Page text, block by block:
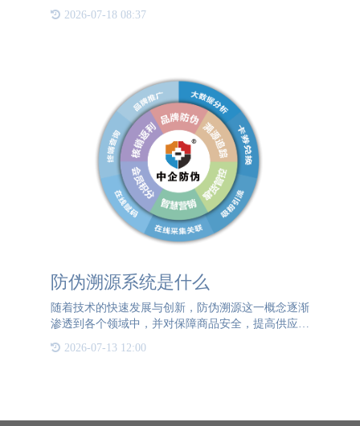
域，掀起新一轮颜值经济。有数据显示，我国化妆品
市场现有规模约为5000亿人民币，保持着双位数的增
2026-07-18 08:37
防伪溯源系统是什么
随着技术的快速发展与创新，防伪溯源这一概念逐渐
渗透到各个领域中，并对保障商品安全，提高供应链
透明度起着至关重要的作用。防伪溯源系统是一种通
过应用信息技术手段来确保产品从原材料采集、生产
2026-07-13 12:00